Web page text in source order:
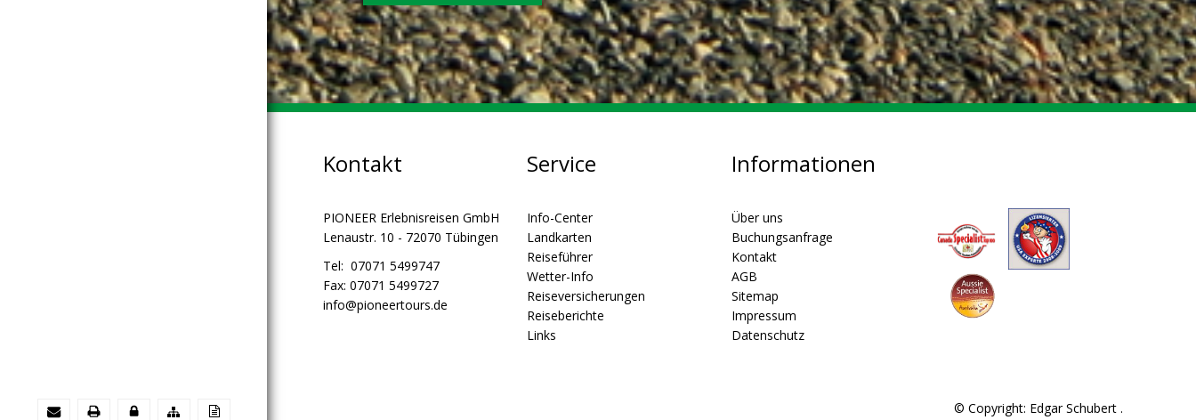
Kontakt
PIONEER Erlebnisreisen GmbH
Lenaustr. 10 - 72070 Tübingen
Tel: 07071 5499747
Fax: 07071 5499727
info@pioneertours.de
Service
Info-Center
Landkarten
Reiseführer
Wetter-Info
Reiseversicherungen
Reiseberichte
Links
Informationen
Über uns
Buchungsanfrage
Kontakt
AGB
Sitemap
Impressum
Datenschutz
© Copyright: Edgar Schubert .